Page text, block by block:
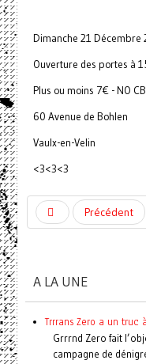
Dimanche 21 Décembre
Ouverture des portes à
Plus ou moins 7€ - NO
60 Avenue de Bohlen
Vaulx-en-Velin
<3<3<3
Précédent
A LA UNE
Trrrans Zero a un truc
Grrrnd Zero fait
campagne de